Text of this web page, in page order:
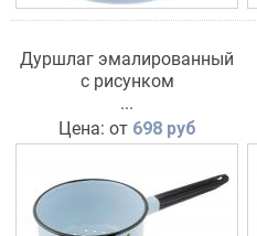
Дуршлаг эмалированный
с рисунком
...
Цена: от 698 руб